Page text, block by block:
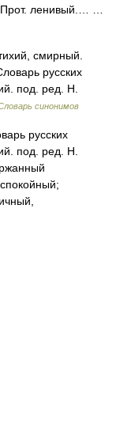
. Прот. ленивый.… …
смирный.
русских
под. ред. Н.
синонимов
русских
под. ред. Н.